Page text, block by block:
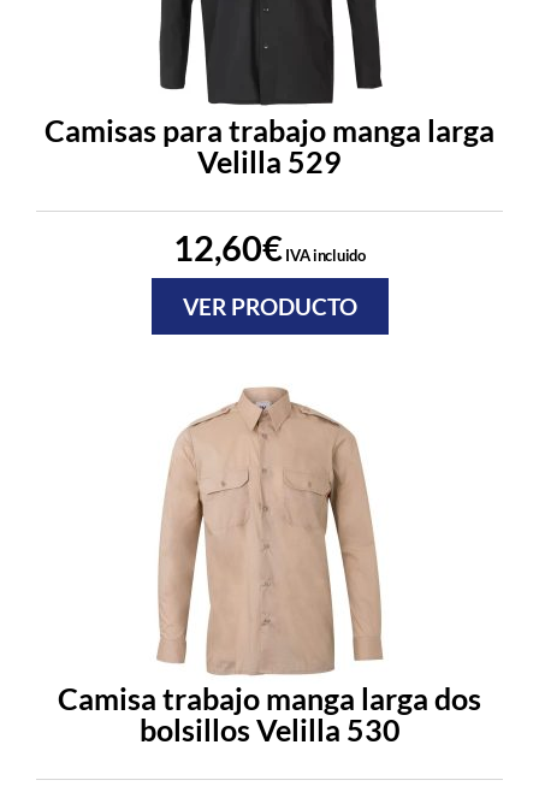
Camisas para trabajo manga larga
Velilla 529
12,60€IVA incluido
VER PRODUCTO
Camisa trabajo manga larga dos
bolsillos Velilla 530